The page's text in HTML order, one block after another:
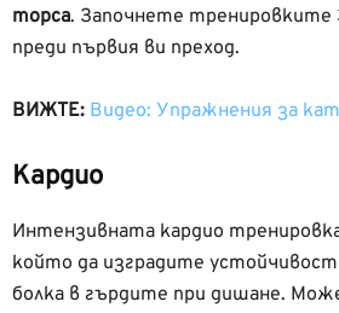
торса. Започнете тренировките
преди първия ви преход.
ВИЖТЕ: Видео: Упражнения за
Кардио
Интензивната кардио
който да изградите
болка в гърдите при дишане.